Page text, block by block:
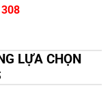
LỰA CHỌN